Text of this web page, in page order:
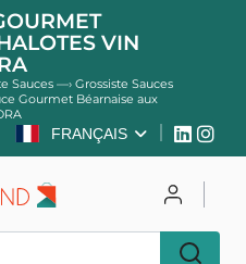
VIN
Sauces —› Grossiste Sauces
Gourmet Béarnaise aux
FRANÇAIS
Se connecter